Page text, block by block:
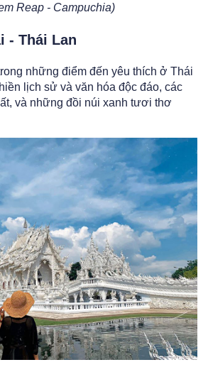
Reap - Campuchia)
- Thái Lan
những điểm đến yêu thích ở Thái
lịch sử và văn hóa độc đáo, các
và những đồi núi xanh tươi thơ